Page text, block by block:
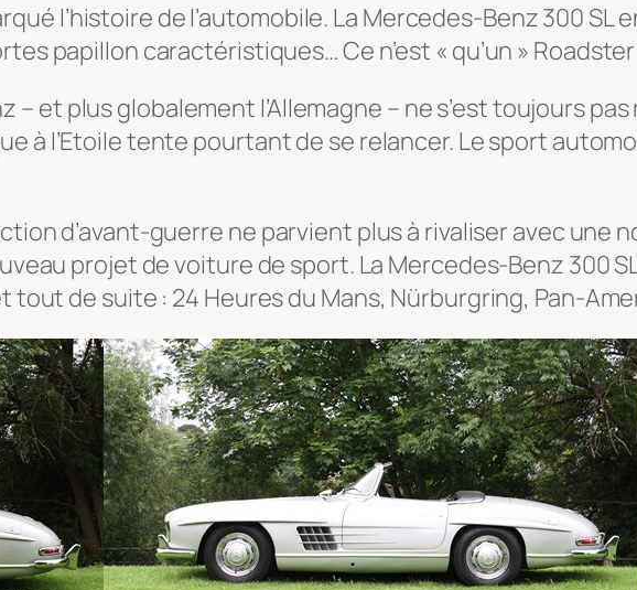
l’histoire de l’automobile. La Mercedes-Benz 300 SL
papillon caractéristiques… Ce n’est « qu’un »
et plus globalement l’Allemagne – ne s’est toujours
à l’Etoile tente pourtant de se relancer. Le sport
d’avant-guerre ne parvient plus à rivaliser avec une
projet de voiture de sport. La Mercedes-Benz 300
tout de suite : 24 Heures du Mans, Nürburgring, Pan-